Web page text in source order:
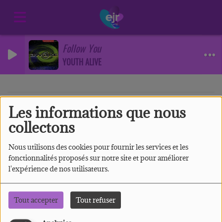
Les informations que nous
collectons
Nous utilisons des cookies pour fournir les services et les
fonctionnalités proposés sur notre site et pour améliorer
l'expérience de nos utilisateurs.
Tout accepter Tout refuser
Follow You
YOUTH ALIVE